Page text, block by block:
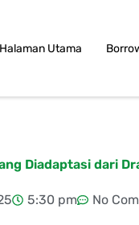
Halaman Utama
Diadaptasi dari
5:30 pm No